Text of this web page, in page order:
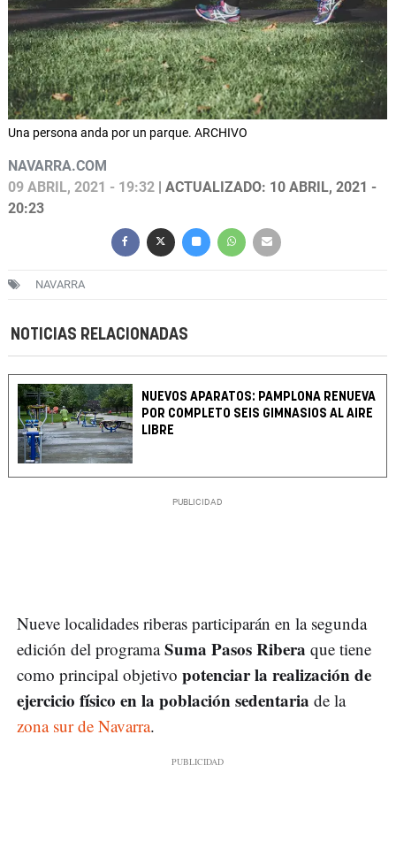
Una persona anda por un parque. ARCHIVO
NAVARRA.COM
09 ABRIL, 2021 - 19:32 | ACTUALIZADO: 10 ABRIL, 2021 -
20:23
NAVARRA
NOTICIAS RELACIONADAS
NUEVOS APARATOS: PAMPLONA RENUEVA
POR COMPLETO SEIS GIMNASIOS AL AIRE
LIBRE
Nueve localidades riberas participarán en la segunda
edición del programaSuma Pasos Ribera que tiene
como principal objetivo potenciar la realización de
ejercicio físico en la población sedentaria de la
zona sur de Navarra.